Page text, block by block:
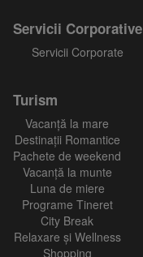
Servicii Corporative
Servicii Corporate
Turism
Vacanţă la mare
Destinații Romantice
Pachete de weekend
Vacanță la munte
Luna de miere
Programe Tineret
City Break
Relaxare și Wellness
Shopping